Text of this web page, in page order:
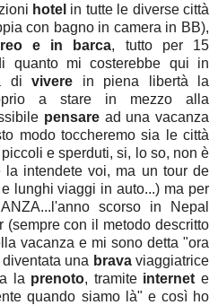
hotel in tutte le diverse città
con bagno in camera in BB),
e in barca, tutto per 15
quanto mi costerebbe qui in
di vivere in piena libertà la
a stare in mezzo alla
pensaread una vacanza
modo toccheremo sia le città
e sperduti, si, lo so, non è
la intendete voi, ma un tour de
lunghi viaggi in auto...) ma per
scorso in Nepal
con il metodo descritto
vacanza e mi sono detta "ora
una bravaviaggiatrice
la prenoto, tramite internet e
quando siamo là" e così ho